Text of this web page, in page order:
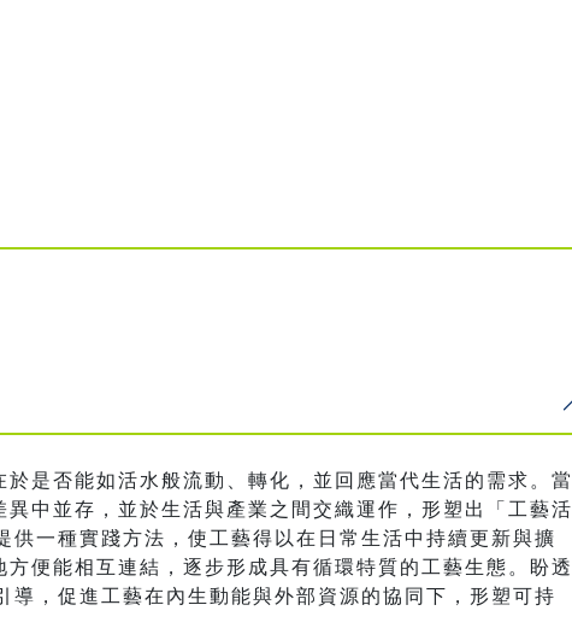
是否能如活水般流動、轉化，並回應當代生活的需求。當
中並存，並於生活與產業之間交織運作，形塑出「工藝活
一種實踐方法，使工藝得以在日常生活中持續更新與擴
便能相互連結，逐步形成具有循環特質的工藝生態。盼透
，促進工藝在內生動能與外部資源的協同下，形塑可持